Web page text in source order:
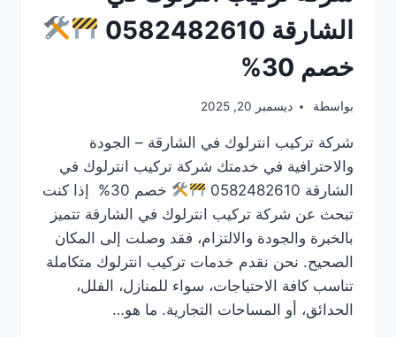
الشارقة 0582482610
خصم 30%
بواسطة ديسمبر 20, 2025
شركة تركيب انترلوك في الشارقة – الجودة
والاحترافية في خدمتك شركة تركيب انترلوك في
الشارقة 0582482610
خصم 30% إذا كنت
تبحث عن شركة تركيب انترلوك في الشارقة تتميز
بالخبرة والجودة والالتزام، فقد وصلت إلى المكان
الصحيح. نحن نقدم خدمات تركيب انترلوك متكاملة
تناسب كافة الاحتياجات، سواء للمنازل، الفلل،
الحدائق، أو المساحات التجارية. ما هو…